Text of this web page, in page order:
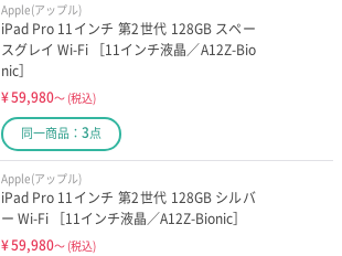
Apple(アップル)
iPad Pro 11インチ 第2世代 128GB スペー
スグレイ Wi-Fi ［11インチ液晶／A12Z-Bio
nic］
¥59,980～ (税込)
同一商品： 3点
Apple(アップル)
iPad Pro 11インチ 第2世代 128GB シルバ
ー Wi-Fi ［11インチ液晶／A12Z-Bionic］
¥59,980～ (税込)